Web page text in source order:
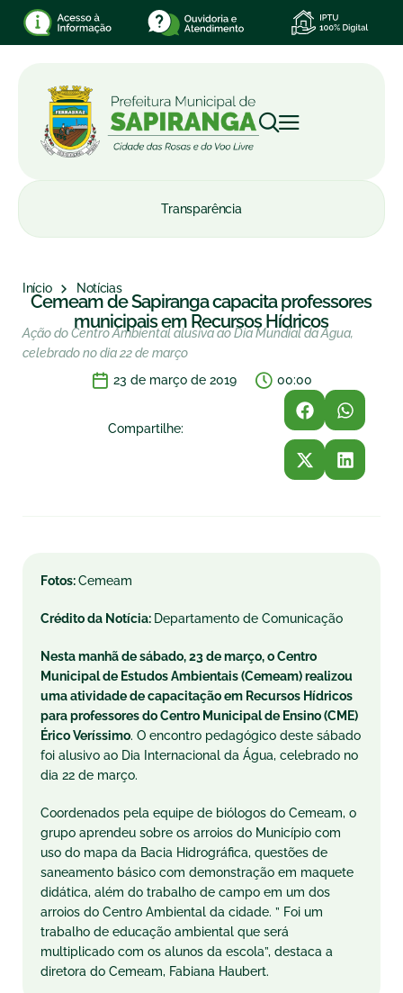
Transparência
Início Notícias
Cemeam de Sapiranga capacita professores
municipais em Recursos Hídricos
Ação do Centro Ambiental alusiva ao Dia Mundial da Água,
celebrado no dia 22 de março
23 de março de 2019
00:00
Compartilhe:
Fotos:Cemeam
Crédito da Notícia: Departamento de Comunicação
Nesta manhã de sábado, 23 de março, o Centro
Municipal de Estudos Ambientais (Cemeam) realizou
uma atividade de capacitação em Recursos Hídricos
para professores do Centro Municipal de Ensino (CME)
Érico Veríssimo. O encontro pedagógico deste sábado
foi alusivo ao Dia Internacional da Água, celebrado no
dia 22 de março.
Coordenados pela equipe de biólogos do Cemeam, o
grupo aprendeu sobre os arroios do Município com
uso do mapa da Bacia Hidrográfica, questões de
saneamento básico com demonstração em maquete
didática, além do trabalho de campo em um dos
arroios do Centro Ambiental da cidade. ” Foi um
trabalho de educação ambiental que será
multiplicado com os alunos da escola”, destaca a
diretora do Cemeam, Fabiana Haubert.